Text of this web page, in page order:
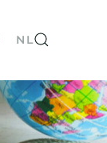
NL